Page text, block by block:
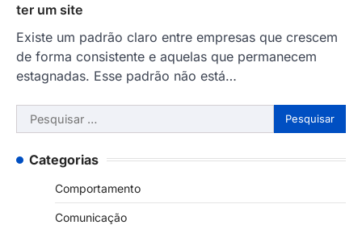
ter um site
Existe um padrão claro entre empresas que crescem
de forma consistente e aquelas que permanecem
estagnadas. Esse padrão não está…
Pesquisar
por:
Categorias
Comportamento
Comunicação